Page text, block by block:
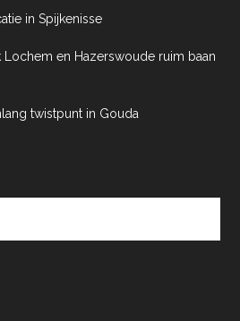
in Spijkenisse
Lochem en Hazerswoude ruim baan
twistpunt in Gouda